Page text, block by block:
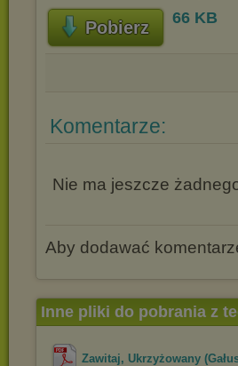
Pobierz 66 KB
Komentarze:
Nie ma jeszcze
Aby dodawać
Inne pliki do pobrania z
Zawitaj, Ukrzyżowany